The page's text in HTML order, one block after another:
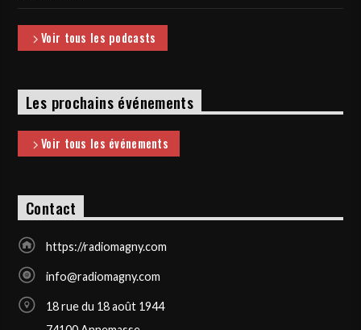
Voir tous les podcasts
Les prochains événements
Voir tous les événements
Contact
https://radiomagny.com
info@radiomagny.com
18 rue du 18 août 1944